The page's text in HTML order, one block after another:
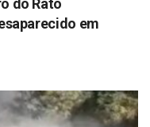
do Rato
em